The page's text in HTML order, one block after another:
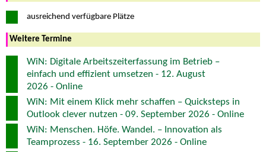
ausreichend verfügbare Plätze
Weitere Termine
WiN: Digitale Arbeitszeiterfassung im Betrieb –
einfach und effizient umsetzen - 12. August
2026 - Online
WiN: Mit einem Klick mehr schaffen – Quicksteps in
Outlook clever nutzen - 09. September 2026 - Online
WiN: Menschen. Höfe. Wandel. – Innovation als
Teamprozess - 16. September 2026 - Online